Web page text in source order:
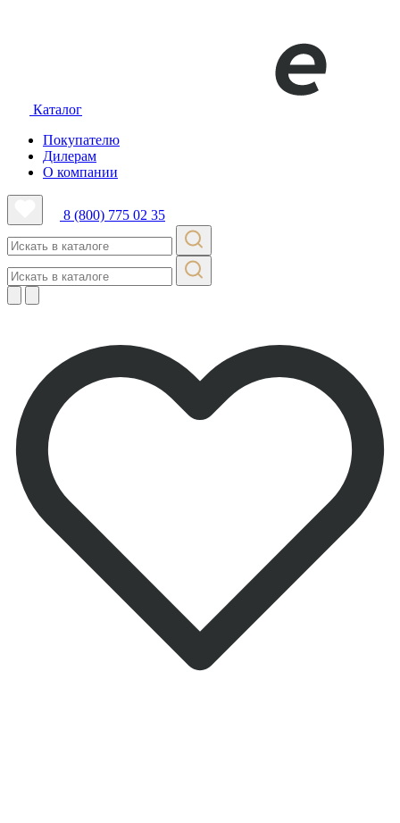
Каталог
Покупателю
Дилерам
О компании
8 (800) 775 02 35